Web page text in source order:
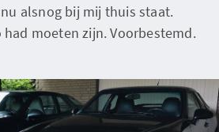
alsnog bij mij thuis staat.
moeten zijn. Voorbestemd.